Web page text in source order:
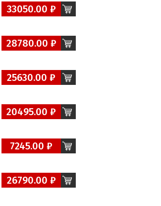
33050.00 ₽
28780.00 ₽
25630.00 ₽
20495.00 ₽
7245.00 ₽
26790.00 ₽